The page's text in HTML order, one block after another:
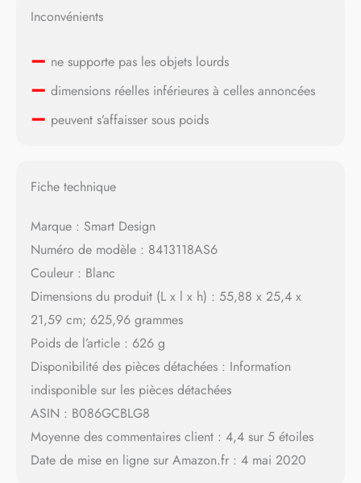
Inconvénients
– ne supporte pas les objets lourds
– dimensions réelles inférieures à celles annoncées
– peuvent s’affaisser sous poids
Fiche technique
Marque : Smart Design
Numéro de modèle : 8413118AS6
Couleur : Blanc
Dimensions du produit (L x l x h) : 55,88 x 25,4 x
21,59 cm; 625,96 grammes
Poids de l’article : 626 g
Disponibilité des pièces détachées : Information
indisponible sur les pièces détachées
ASIN : B086GCBLG8
Moyenne des commentaires client : 4,4 sur 5 étoiles
Date de mise en ligne sur Amazon.fr : 4 mai 2020